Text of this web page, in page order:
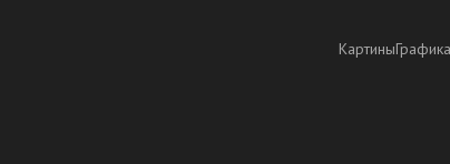
КартиныГрафика